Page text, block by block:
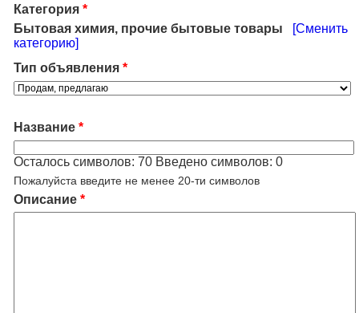
Категория *
Бытовая химия, прочие бытовые товары
[Сменить
категорию]
Тип объявления *
Название *
Осталось символов: 70 Введено символов: 0
Пожалуйста введите не менее 20-ти символов
Описание *